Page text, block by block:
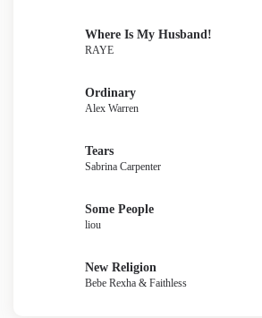
Where Is My Husband!
RAYE
Ordinary
Alex Warren
Tears
Sabrina Carpenter
Some People
liou
New Religion
Bebe Rexha & Faithless